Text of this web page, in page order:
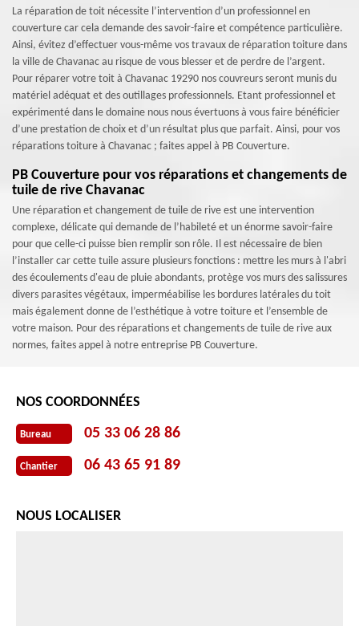
La réparation de toit nécessite l’intervention d’un professionnel en
couverture car cela demande des savoir-faire et compétence particulière.
Ainsi, évitez d’effectuer vous-même vos travaux de réparation toiture dans
la ville de Chavanac au risque de vous blesser et de perdre de l’argent.
Pour réparer votre toit à Chavanac 19290 nos couvreurs seront munis du
matériel adéquat et des outillages professionnels. Etant professionnel et
expérimenté dans le domaine nous nous évertuons à vous faire bénéficier
d’une prestation de choix et d’un résultat plus que parfait. Ainsi, pour vos
réparations toiture à Chavanac ; faites appel à PB Couverture.
PB Couverture pour vos réparations et changements de
tuile de rive Chavanac
Une réparation et changement de tuile de rive est une intervention
complexe, délicate qui demande de l’habileté et un énorme savoir-faire
pour que celle-ci puisse bien remplir son rôle. Il est nécessaire de bien
l’installer car cette tuile assure plusieurs fonctions : mettre les murs à l'abri
des écoulements d'eau de pluie abondants, protège vos murs des salissures
divers parasites végétaux, imperméabilise les bordures latérales du toit
mais également donne de l’esthétique à votre toiture et l’ensemble de
votre maison. Pour des réparations et changements de tuile de rive aux
normes, faites appel à notre entreprise PB Couverture.
NOS COORDONNÉES
Bureau 05 33 06 28 86
Chantier 06 43 65 91 89
NOUS LOCALISER